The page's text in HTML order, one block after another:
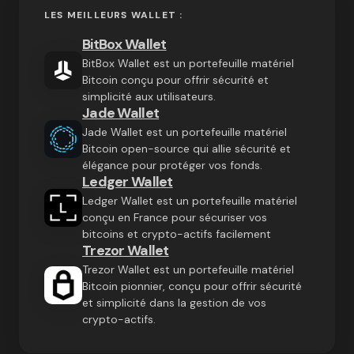
LES MEILLEURS WALLET :
BitBox Wallet
BitBox Wallet est un portefeuille matériel
Bitcoin conçu pour offrir sécurité et
simplicité aux utilisateurs.
Jade Wallet
Jade Wallet est un portefeuille matériel
Bitcoin open-source qui allie sécurité et
élégance pour protéger vos fonds.
Ledger Wallet
Ledger Wallet est un portefeuille matériel
conçu en France pour sécuriser vos
bitcoins et crypto-actifs facilement
Trezor Wallet
Trezor Wallet est un portefeuille matériel
Bitcoin pionnier, conçu pour offrir sécurité
et simplicité dans la gestion de vos
crypto-actifs.